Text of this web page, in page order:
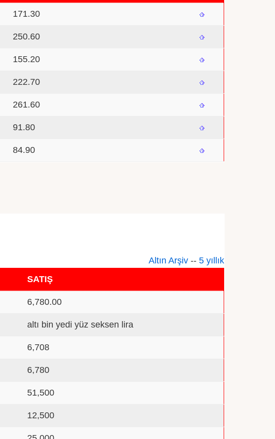
171.30
250.60
155.20
222.70
261.60
91.80
84.90
Altın Arşiv -- 5 yıllık
SATIŞ
6,780.00
altı bin yedi yüz seksen lira
6,708
6,780
51,500
12,500